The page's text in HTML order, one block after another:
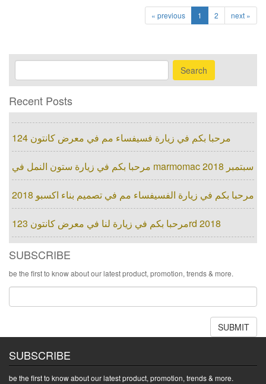
« previous 1 2 next »
Search
Recent Posts
مرحبا بكم في زيارة فسيفساء مم في معرض كانتون 124
مرحبا بكم في زيارة ستون النمل في marmomac سبتمبر 2018
مرحبا بكم في زيارة الفسيفساء مم في تصميم بناء اكسبو 2018
مرحبا بكم في زيارة لنا في معرض كانتون 123rd 2018
SUBSCRIBE
be the first to know about our latest product, promotion, trends & more.
SUBMIT
SUBSCRIBE
be the first to know about our latest product, promotion, trends & more.